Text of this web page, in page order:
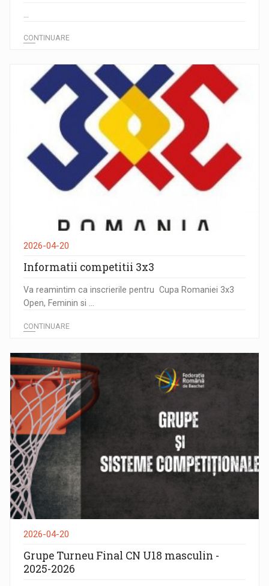
...
CONTINUARE
2026-04-20
Informatii competitii 3x3
Va reamintim ca inscrierile pentru Cupa Romaniei 3x3
Open, Feminin si ...
CONTINUARE
2026-04-20
Grupe Turneu Final CN U18 masculin -
2025-2026